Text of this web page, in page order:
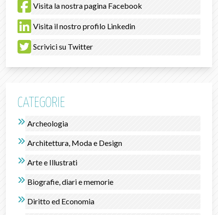
Visita la nostra pagina Facebook
Visita il nostro profilo Linkedin
Scrivici su Twitter
CATEGORIE
Archeologia
Architettura, Moda e Design
Arte e Illustrati
Biografie, diari e memorie
Diritto ed Economia